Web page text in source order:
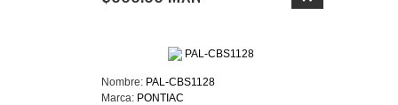
Nombre: PAL-CBS1128
Marca: PONTIAC